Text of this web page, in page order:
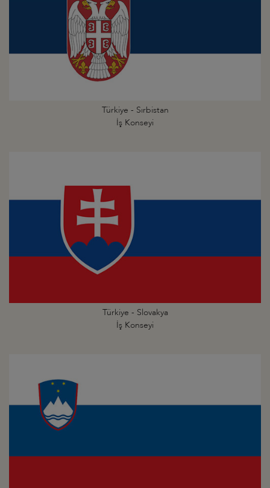
Türkiye - Sırbistan
İş Konseyi
Türkiye - Slovakya
İş Konseyi